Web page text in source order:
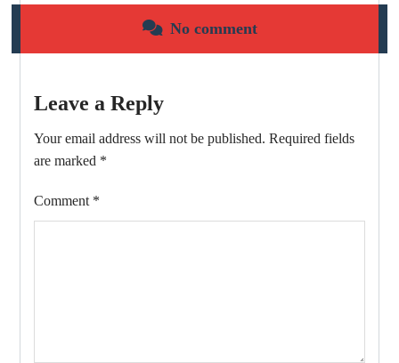
No comment
Leave a Reply
Your email address will not be published. Required fields
are marked *
Comment *